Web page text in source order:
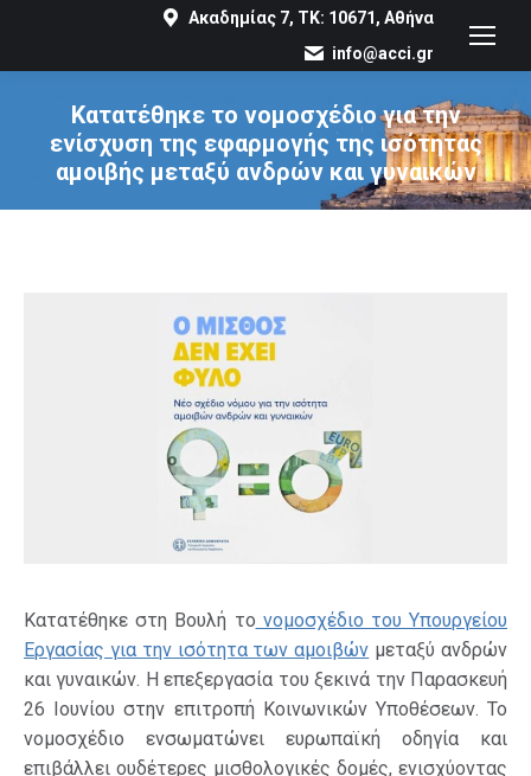
Ακαδημίας 7, ΤΚ: 10671, Αθήνα
info@acci.gr
Κατατέθηκε το νομοσχέδιο για την
ενίσχυση της εφαρμογής της ισότητας
αμοιβής μεταξύ ανδρών και γυναικών
You are here:
Κατατέθηκε στη Βουλή το νομοσχέδιο του Υπουργείου
Εργασίας για την ισότητα των αμοιβών μεταξύ ανδρών
και γυναικών. Η επεξεργασία του ξεκινά την Παρασκευή
26 Ιουνίου στην επιτροπή Κοινωνικών Υποθέσεων. Το
νομοσχέδιο ενσωματώνει ευρωπαϊκή οδηγία και
επιβάλλει ουδέτερες μισθολογικές δομές, ενισχύοντας